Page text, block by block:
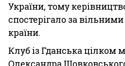
України, тому
спостерігало за
країни.
Клуб із Гданська цілком